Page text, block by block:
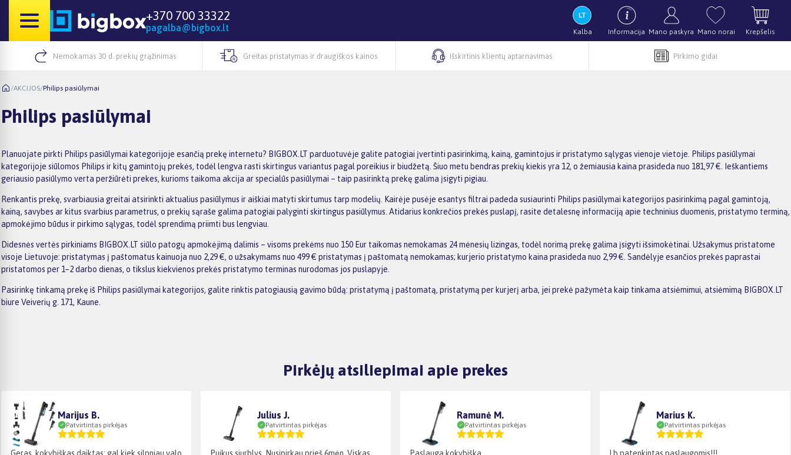
+370 700 33322
pagalba@bigbox.lt Kalba Informacija Mano paskyra Mano norai Krepšelis
Nemokamas 30 d. prekių grąžinimas Greitas pristatymas ir draugiškos kainos Išskirtinis klientų aptarnavimas Pirkimo gidai
/AKCIJOS/Philips pasiūlymai
Philips pasiūlymai
Planuojate pirkti Philips pasiūlymai kategorijoje esančią prekę internetu? BIGBOX.LT parduotuvėje galite patogiai įvertinti pasirinkimą, kainą, gamintojus ir pristatymo sąlygas vienoje vietoje. Philips pasiūlymai
kategorijoje siūlomos Philips ir kitų gamintojų prekės, todėl lengva rasti skirtingus variantus pagal poreikius ir biudžetą. Šiuo metu bendras prekių kiekis yra 12, o žemiausia kaina prasideda nuo 181,97 €. Ieškantiems
geriausio pasiūlymo verta peržiūrėti prekes, kurioms taikoma akcija ar specialūs pasiūlymai – taip pasirinktą prekę galima įsigyti pigiau.
Renkantis prekę, svarbiausia greitai atsirinkti aktualius pasiūlymus ir aiškiai matyti skirtumus tarp modelių. Kairėje pusėje esantys filtrai padeda susiaurinti Philips pasiūlymai kategorijos pasirinkimą pagal gamintoją,
kainą, savybes ar kitus svarbius parametrus, o prekių sąraše galima patogiai palyginti skirtingus pasiūlymus. Atidarius konkrečios prekės puslapį, rasite detalesnę informaciją apie techninius duomenis, pristatymo terminą,
apmokėjimo būdus ir pirkimo sąlygas, todėl sprendimą priimti bus lengviau.
Didesnės vertės pirkiniams BIGBOX.LT siūlo patogų apmokėjimą dalimis – visoms prekėms nuo 150 Eur taikomas nemokamas 24 mėnesių lizingas, todėl norimą prekę galima įsigyti išsimokėtinai. Užsakymus pristatome
visoje Lietuvoje: pristatymas į paštomatus kainuoja nuo 2,29 €, o užsakymams nuo 499 € pristatymas į paštomatą nemokamas; kurjerio pristatymo kaina prasideda nuo 2,99 €. Sandėlyje esančios prekės paprastai
pristatomos per 1–2 darbo dienas, o tikslus kiekvienos prekės pristatymo terminas nurodomas jos puslapyje.
Pasirinkę tinkamą prekę iš Philips pasiūlymai kategorijos, galite rinktis patogiausią gavimo būdą: pristatymą į paštomatą, pristatymą per kurjerį arba, jei prekė pažymėta kaip tinkama atsiėmimui, atsiėmimą BIGBOX.LT
biure Veiverių g. 171, Kaune.
Pirkėjų atsiliepimai apie prekes
Marijus B.
Patvirtintas pirkėjas
Julius J.
Patvirtintas pirkėjas
Ramunė M.
Patvirtintas pirkėjas
Marius K.
Patvirtintas pirkėjas